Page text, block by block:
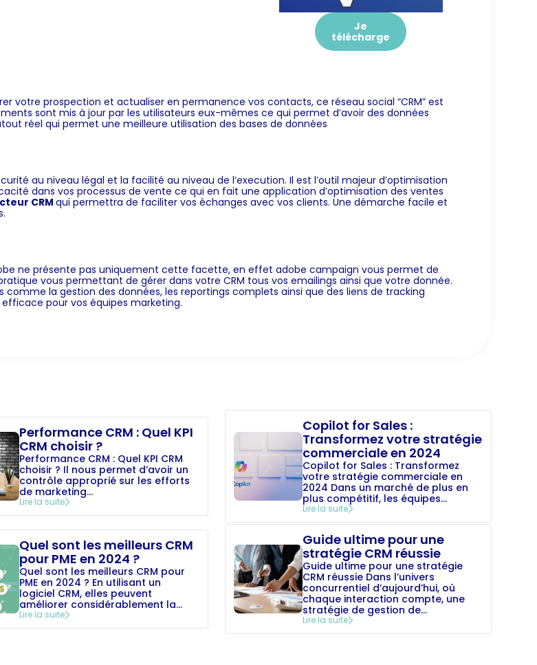
Je
télécharge
votre prospection et actualiser en permanence vos contacts, ce réseau social “CRM” est
sont mis à jour par les utilisateurs eux-mêmes ce qui permet d’avoir des données
réel qui permet une meilleure utilisation des bases de données
au niveau légal et la facilité au niveau de l’execution. Il est l’outil majeur d’optimisation
dans vos processus de vente ce qui en fait une application d’optimisation des ventes
CRM qui permettra de faciliter vos échanges avec vos clients. Une démarche facile et
ne présente pas uniquement cette facette, en effet adobe campaign vous permet de
vous permettant de gérer dans votre CRM tous vos emailings ainsi que votre donnée.
la gestion des données, les reportings complets ainsi que des liens de tracking
pour vos équipes marketing.
Performance CRM : Quel KPI
CRM choisir ?
Performance CRM : Quel KPI CRM
choisir ? Il nous permet d’avoir un
contrôle approprié sur les efforts
de marketing...
Lire la suite
Copilot for Sales :
Transformez votre stratégie
commerciale en 2024
Copilot for Sales : Transformez
votre stratégie commerciale en
2024 Dans un marché de plus en
plus compétitif, les équipes...
Lire la suite
Quel sont les meilleurs CRM
pour PME en 2024 ?
Quel sont les meilleurs CRM pour
PME en 2024 ? En utilisant un
logiciel CRM, elles peuvent
améliorer considérablement la...
Lire la suite
Guide ultime pour une
stratégie CRM réussie
Guide ultime pour une stratégie
CRM réussie Dans l’univers
concurrentiel d’aujourd’hui, où
chaque interaction compte, une
stratégie de gestion de...
Lire la suite